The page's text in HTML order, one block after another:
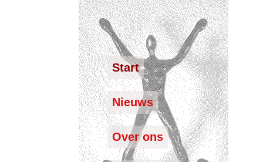
Start
Nieuws
Over ons